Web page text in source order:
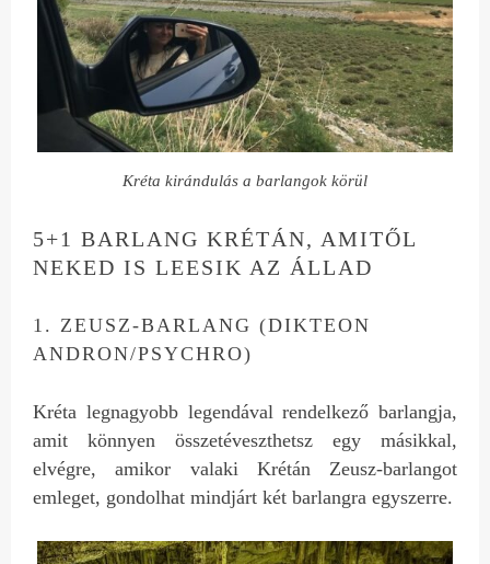
Kréta kirándulás a barlangok körül
5+1 BARLANG KRÉTÁN, AMITŐL
NEKED IS LEESIK AZ ÁLLAD
1. ZEUSZ-BARLANG (DIKTEON
ANDRON/PSYCHRO)
Kréta legnagyobb legendával rendelkező barlangja,
amit könnyen összetéveszthetsz egy másikkal,
elvégre, amikor valaki Krétán Zeusz-barlangot
emleget, gondolhat mindjárt két barlangra egyszerre.